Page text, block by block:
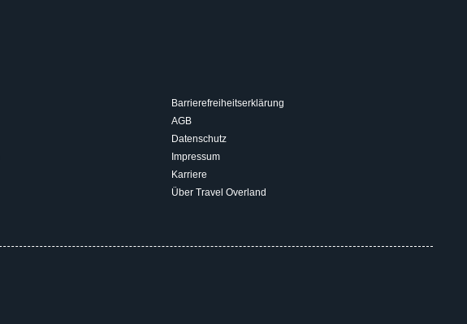
Barrierefreiheitserklärung
AGB
Datenschutz
Impressum
Karriere
Über Travel Overland